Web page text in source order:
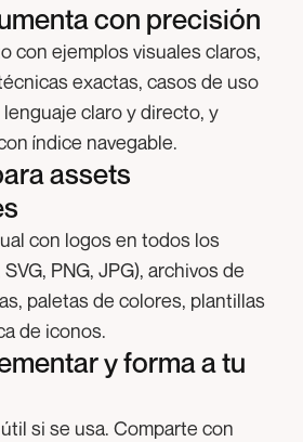
con precisión
con ejemplos visuales claros,
exactas, casos de uso
claro y directo, y
índice navegable.
assets
con logos en todos los
PNG, JPG), archivos de
paletas de colores, plantillas
de iconos.
y forma a tu
si se usa. Comparte con